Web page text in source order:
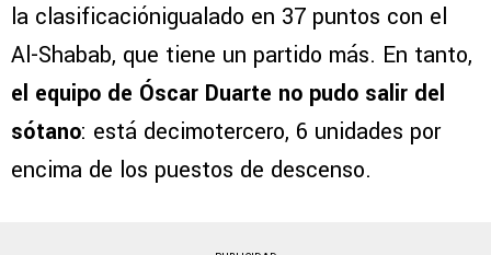
la clasificaciónigualado en 37 puntos con el
Al-Shabab, que tiene un partido más. En tanto,
el equipo de Óscar Duarte no pudo salir del
sótano: está decimotercero, 6 unidades por
encima de los puestos de descenso.